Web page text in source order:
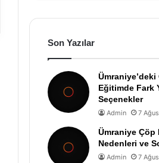
Son Yazılar
Eğitimde Fark
Seçenekler
Admin 7
Ümraniye Çöp
Nedenleri ve
Admin 7